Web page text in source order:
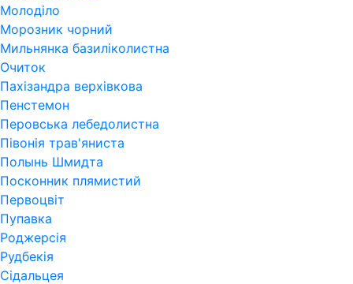
Молоділо
Морозник чорний
Мильнянка базиліколистна
Очиток
Пахізандра верхівкова
Пенстемон
Перовська лебедолистна
Півонія трав'яниста
Полынь Шмидта
Посконник плямистий
Первоцвіт
Пупавка
Роджерсія
Рудбекія
Сідальцея